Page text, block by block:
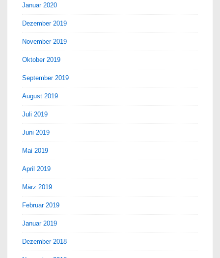
Januar 2020
Dezember 2019
November 2019
Oktober 2019
September 2019
August 2019
Juli 2019
Juni 2019
Mai 2019
April 2019
März 2019
Februar 2019
Januar 2019
Dezember 2018